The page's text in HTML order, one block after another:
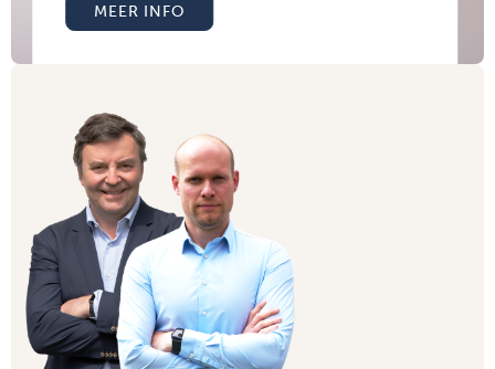
MEER INFO